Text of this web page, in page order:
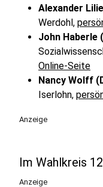
Alexander
Werdohl,
John Haberle
Online-Seite
Nancy Wolff
Iserlohn,
Anzeige
Im Wahlkreis
Anzeige